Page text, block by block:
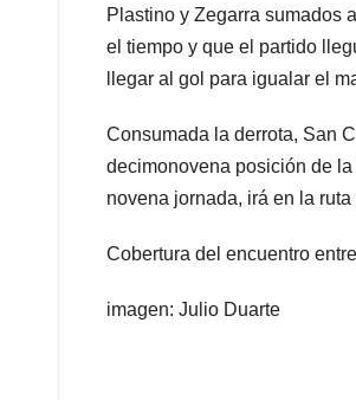
Plastino y Zegarra sumados
el tiempo y que el partido
llegar al gol para igualar el
Consumada la derrota, San
decimonovena posición de
novena jornada, irá en la
Cobertura del encuentro
imagen: Julio Duarte